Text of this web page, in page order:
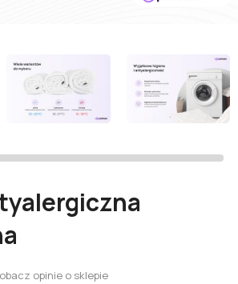
Google
opinie o sklepie